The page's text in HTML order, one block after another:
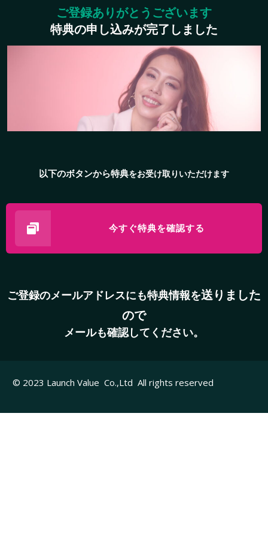
ご登録ありがとうございます
特典の申し込みが完了しました
以下のボタンから特典をお受け取りいただけます
今すぐ特典を確認する
ご登録のメールアドレスにも特典情報を送りました
ので
メールも確認してください。
© 2023 Launch Value Co.,Ltd All rights reserved